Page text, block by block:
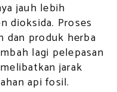
jauh lebih
dioksida. Proses
dan produk herba
lagi pelepasan
jarak
api fosil.